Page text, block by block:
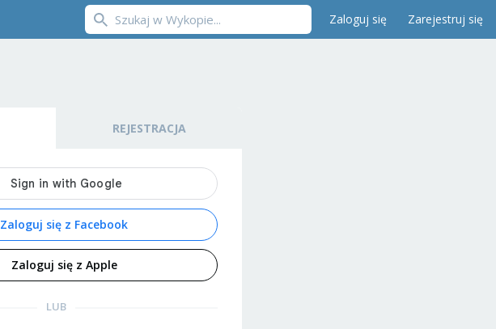
Zaloguj się Zarejestruj się
REJESTRACJA
Zaloguj się z Facebook
Zaloguj się z Apple
LUB